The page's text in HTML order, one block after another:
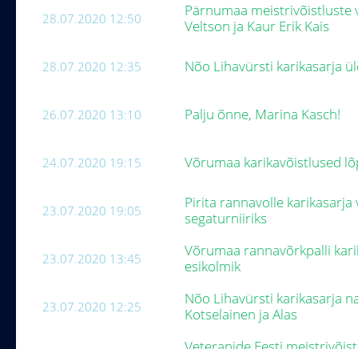
28.07.2020 12:50
Pärnumaa meistrivõistluste
Veltson ja Kaur Erik Kais
28.07.2020 12:35 Nõo Lihavürsti karikasarja
26.07.2020 13:10 Palju õnne, Marina Kasch!
24.07.2020 19:15 Võrumaa karikavõistlused
23.07.2020 19:05
Pirita rannavolle
segaturniiriks
23.07.2020 13:45
Võrumaa rannavõrkpalli
esikolmik
23.07.2020 12:25
Nõo Lihavürsti karikasarja
Kotselainen ja Alas